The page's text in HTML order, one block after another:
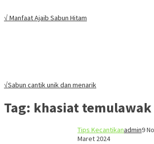
√ Manfaat Ajaib Sabun Hitam
√Sabun cantik unik dan menarik
Tag: khasiat
Tips Kecantikanadmin9
Maret 2024